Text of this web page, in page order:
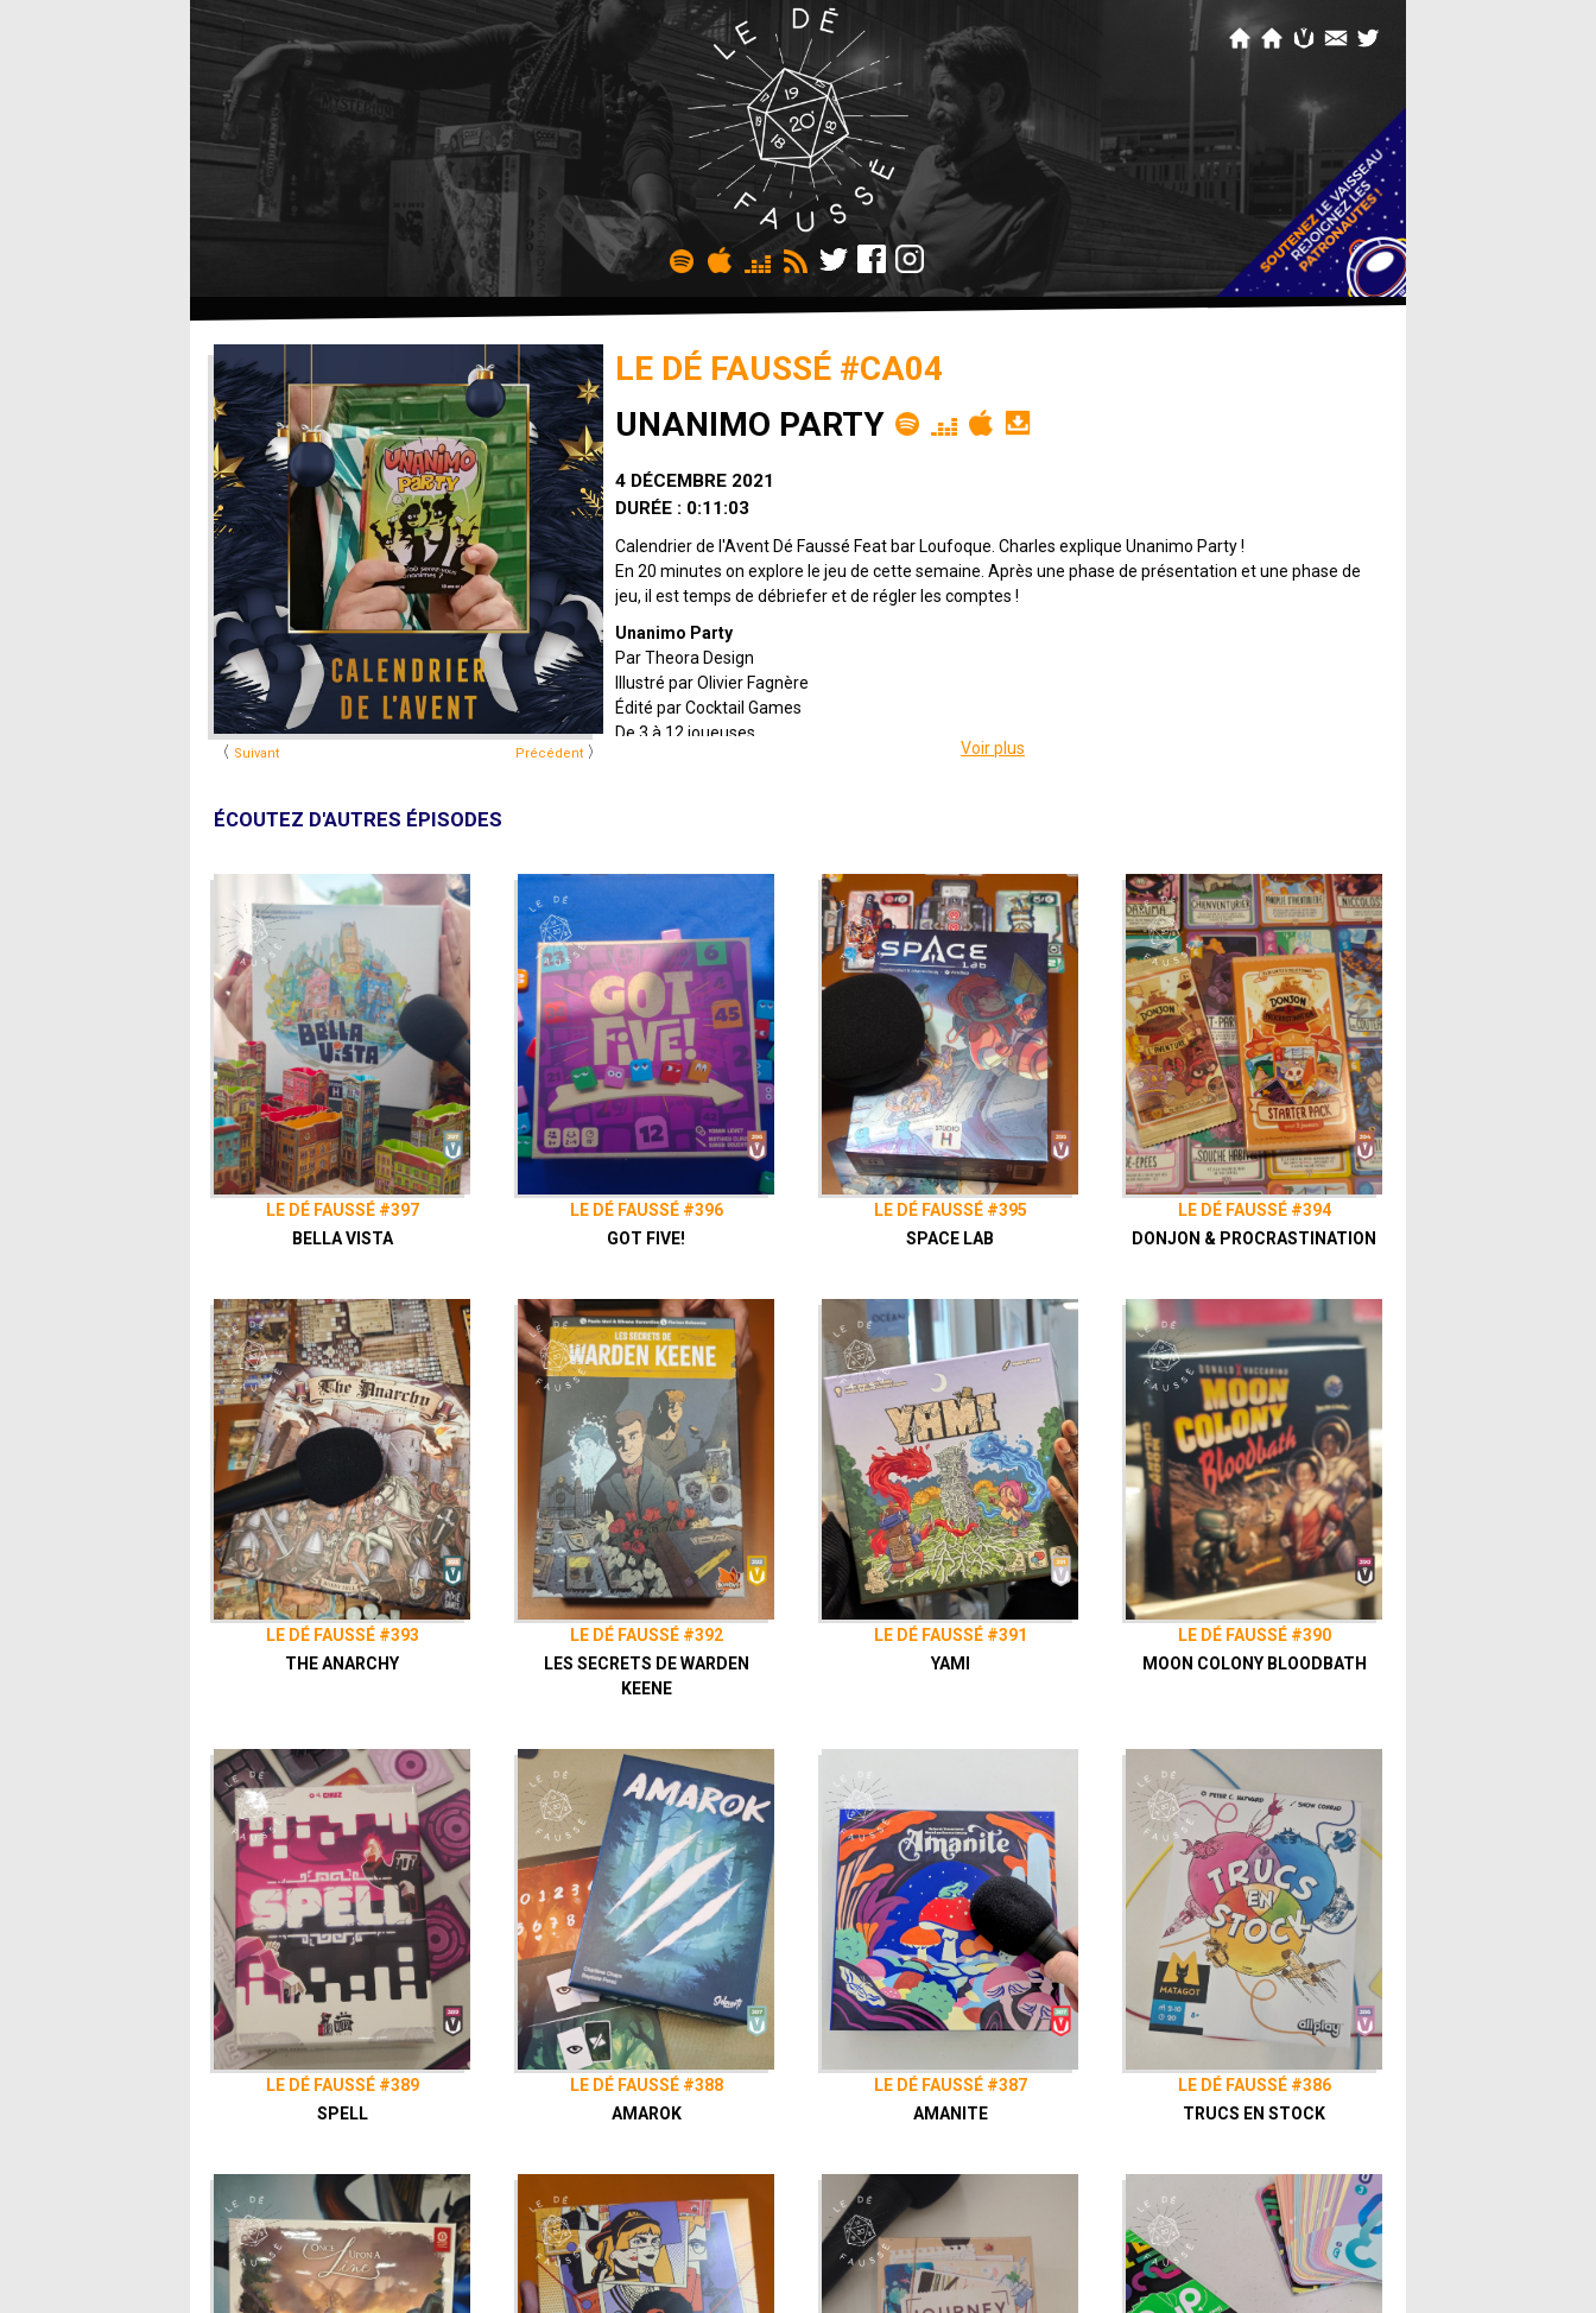
〈 Suivant Précédent〉
LE DÉ FAUSSÉ #CA04
UNANIMO PARTY
4 DÉCEMBRE 2021
DURÉE : 0:11:03
Calendrier de l'Avent Dé Faussé Feat bar Loufoque. Charles explique Unanimo Party !
En 20 minutes on explore le jeu de cette semaine. Après une phase de présentation et une phase de
jeu, il est temps de débriefer et de régler les comptes !
Unanimo Party
Par Theora Design
Illustré par Olivier Fagnère
Édité par Cocktail Games
De 3 à 12 joueuses
InstagramLe Dé Faussé
FacebookLe Dé Faussé
Voir plus
ÉCOUTEZ D'AUTRES ÉPISODES
LE DÉ FAUSSÉ #397
BELLA VISTA
LE DÉ FAUSSÉ #396
GOT FIVE!
LE DÉ FAUSSÉ #395
SPACE LAB
LE DÉ FAUSSÉ #394
DONJON & PROCRASTINATION
LE DÉ FAUSSÉ #393
THE ANARCHY
LE DÉ FAUSSÉ #392
LES SECRETS DE WARDEN
KEENE
LE DÉ FAUSSÉ #391
YAMI
LE DÉ FAUSSÉ #390
MOON COLONY BLOODBATH
LE DÉ FAUSSÉ #389
SPELL
LE DÉ FAUSSÉ #388
AMAROK
LE DÉ FAUSSÉ #387
AMANITE
LE DÉ FAUSSÉ #386
TRUCS EN STOCK